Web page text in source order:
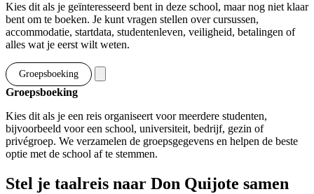
Kies dit als je geïnteresseerd bent in deze school, maar nog niet klaar
bent om te boeken. Je kunt vragen stellen over cursussen,
accommodatie, startdata, studentenleven, veiligheid, betalingen of
alles wat je eerst wilt weten.
Groepsboeking
Groepsboeking
Kies dit als je een reis organiseert voor meerdere studenten,
bijvoorbeeld voor een school, universiteit, bedrijf, gezin of
privégroep. We verzamelen de groepsgegevens en helpen de beste
optie met de school af te stemmen.
Stel je taalreis naar Don Quijote samen